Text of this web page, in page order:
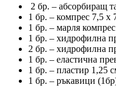
2 бр. – абсорбиращ
1 бр. – компрес 7,5 х
1 бр. – марля
1 бр. – хидрофилна
2 бр. – хидрофилна
1 бр. – еластична
1 бр. – пластир 1,25
1 бр. – ръкавици